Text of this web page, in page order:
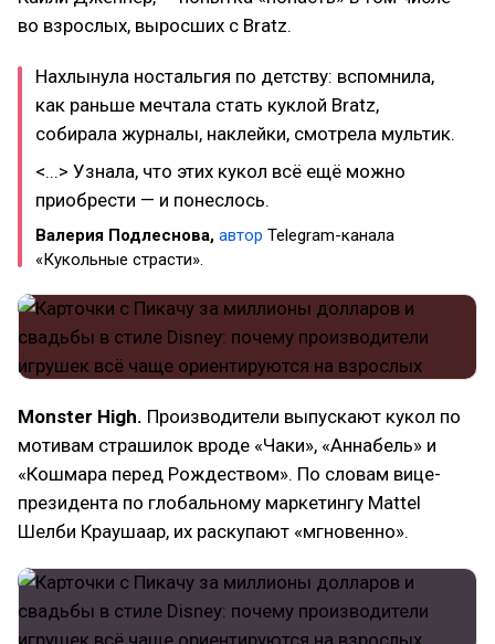
во взрослых, выросших с Bratz.
Нахлынула ностальгия по детству: вспомнила,
как раньше мечтала стать куклой Bratz,
собирала журналы, наклейки, смотрела мультик.
<...> Узнала, что этих кукол всё ещё можно
приобрести — и понеслось.
Валерия Подлеснова, автор Telegram-канала
«Кукольные страсти».
Monster High. Производители выпускают кукол по
мотивам страшилок вроде «Чаки», «Аннабель» и
«Кошмара перед Рождеством». По словам вице-
президента по глобальному маркетингу Mattel
Шелби Краушаар, их раскупают «мгновенно».